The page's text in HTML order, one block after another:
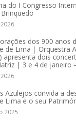
do I Congresso
dos 900 anos
de Lima | Orquestra
apresenta dois
| 3 e 4 de janeiro
Azulejos convida a
Lima e o seu
2025